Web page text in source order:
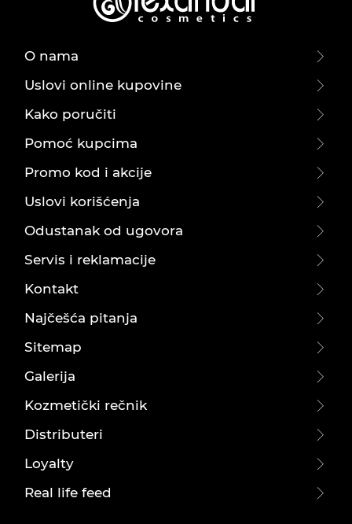
O nama
Uslovi online kupovine
Kako poručiti
Pomoć kupcima
Promo kod i akcije
Uslovi korišćenja
Odustanak od ugovora
Servis i reklamacije
Kontakt
Najčešća pitanja
Sitemap
Galerija
Kozmetički rečnik
Distributeri
Loyalty
Real life feed